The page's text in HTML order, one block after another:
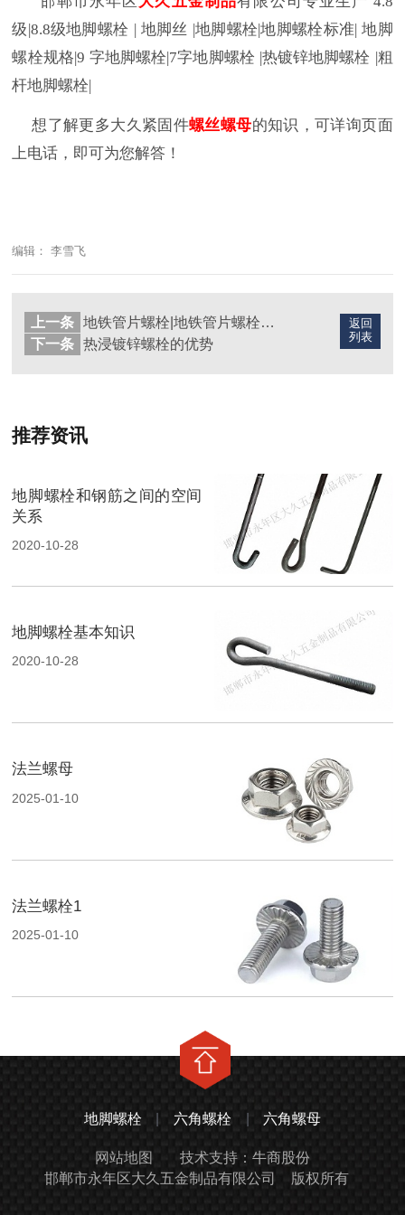
级|8.8级地脚螺栓 | 地脚丝 |地脚螺栓|地脚螺栓标准| 地脚
螺栓规格|9 字地脚螺栓|7字地脚螺栓 |热镀锌地脚螺栓 |粗
杆地脚螺栓|
想了解更多大久紧固件螺丝螺母的知识，可详询页面
上电话，即可为您解答！
编辑： 李雪飞
返回
列表
上一条
地铁管片螺栓|地铁管片螺栓生产厂家
下一条
热浸镀锌螺栓的优势
推荐资讯
地脚螺栓和钢筋之间的空间
关系
2020-10-28
地脚螺栓基本知识
2020-10-28
法兰螺母
2025-01-10
法兰螺栓1
2025-01-10
地脚螺栓 六角螺栓 六角螺母
网站地图
技术支持：牛商股份
邯郸市永年区大久五金制品有限公司
版权所有